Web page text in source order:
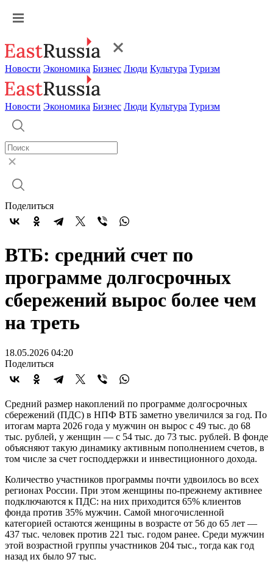
Новости Экономика Бизнес Люди Культура Туризм
Новости Экономика Бизнес Люди Культура Туризм
Поделиться
ВТБ: средний счет по
программе долгосрочных
сбережений вырос более чем
на треть
18.05.2026 04:20
Поделиться
Средний размер накоплений по программе долгосрочных
сбережений (ПДС) в НПФ ВТБ заметно увеличился за год. По
итогам марта 2026 года у мужчин он вырос с 49 тыс. до 68
тыс. рублей, у женщин — с 54 тыс. до 73 тыс. рублей. В фонде
объясняют такую динамику активным пополнением счетов, в
том числе за счет господдержки и инвестиционного дохода.
Количество участников программы почти удвоилось во всех
регионах России. При этом женщины по-прежнему активнее
подключаются к ПДС: на них приходится 65% клиентов
фонда против 35% мужчин. Самой многочисленной
категорией остаются женщины в возрасте от 56 до 65 лет —
437 тыс. человек против 221 тыс. годом ранее. Среди мужчин
этой возрастной группы участников 204 тыс., тогда как год
назад их было 97 тыс.